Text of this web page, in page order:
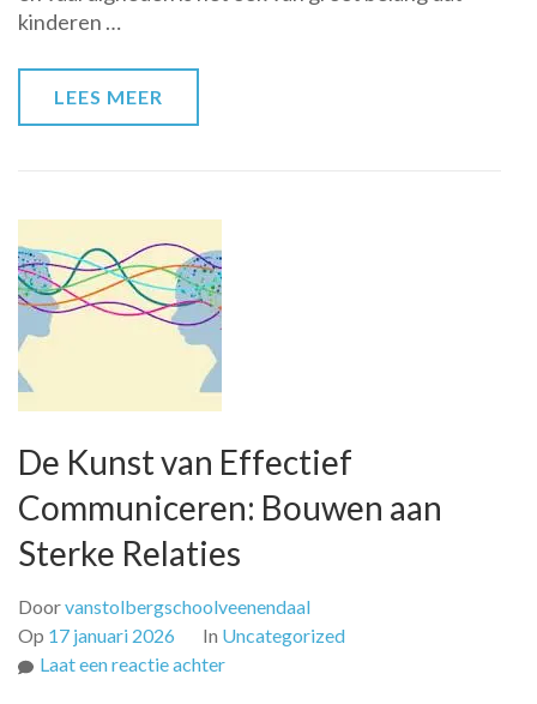
kinderen …
LEES MEER
De Kunst van Effectief
Communiceren: Bouwen aan
Sterke Relaties
Doorvanstolbergschoolveenendaal
Op 17 januari 2026 In Uncategorized
Laat een reactie achterop